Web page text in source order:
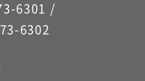
6301 /
6302